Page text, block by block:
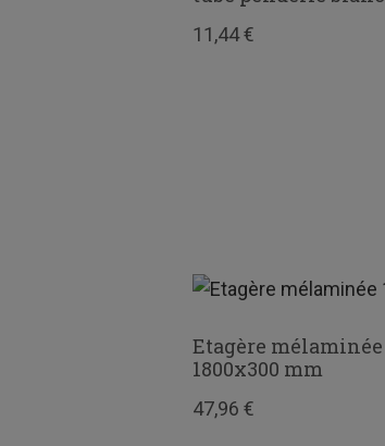
11,44 €
Etagère mélaminée
1800x300 mm
47,96 €